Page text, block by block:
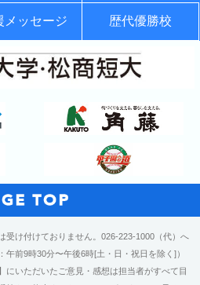
メッセージ 歴代優勝校
け付けておりません。026-223-1000（代）へ
前9時30分〜午後6時[土・日・祝日を除く]）
にいただいたご意見・感想は担当者がすべて目